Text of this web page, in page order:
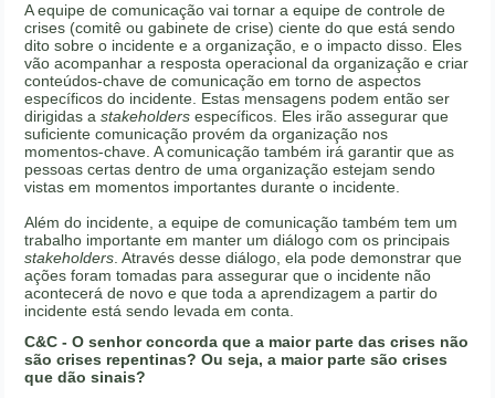
A equipe de comunicação vai tornar a equipe de controle de
crises (comitê ou gabinete de crise) ciente do que está sendo
dito sobre o incidente e a organização, e o impacto disso. Eles
vão acompanhar a resposta operacional da organização e criar
conteúdos-chave de comunicação em torno de aspectos
específicos do incidente. Estas mensagens podem então ser
dirigidas astakeholdersespecíficos. Eles irão assegurar que
suficiente comunicação provém da organização nos
momentos-chave. A comunicação também irá garantir que as
pessoas certas dentro de uma organização estejam sendo
vistas em momentos importantes durante o incidente.
Além do incidente, a equipe de comunicação também tem um
trabalho importante em manter um diálogo com os principais
stakeholders. Através desse diálogo, ela pode demonstrar que
ações foram tomadas para assegurar que o incidente não
acontecerá de novo e que toda a aprendizagem a partir do
incidente está sendo levada em conta.
C&C - O senhor concorda que a maior parte das crises não
são crises repentinas? Ou seja, a maior parte são crises
que dão sinais?